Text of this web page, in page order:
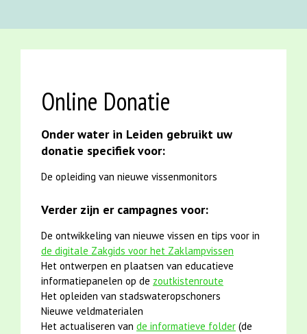
Online Donatie
Onder water in Leiden gebruikt uw
donatie specifiek voor:
De opleiding van nieuwe vissenmonitors
Verder zijn er campagnes voor:
De ontwikkeling van nieuwe vissen en tips voor in
de digitale Zakgids voor het Zaklampvissen
Het ontwerpen en plaatsen van educatieve
informatiepanelen op de zoutkistenroute
Het opleiden van stadswateropschoners
Nieuwe veldmaterialen
Het actualiseren van de informatieve folder (de